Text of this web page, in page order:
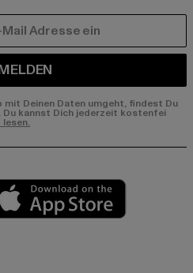
Deinen Daten umgeht, findest Du
kannst Dich jederzeit kostenfei
market